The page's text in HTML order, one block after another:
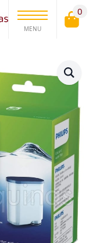
MENU
0